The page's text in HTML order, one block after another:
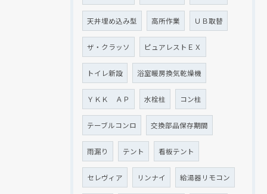
天井埋め込み型 高所作業 ＵＢ取替
ザ・クラッソ ピュアレストＥＸ
トイレ新設 浴室暖房換気乾燥機
ＹＫＫ ＡＰ 水栓柱 コン柱
テーブルコンロ 交換部品保存期間
雨漏り テント 看板テント
セレヴィア リンナイ 給湯器リモコン